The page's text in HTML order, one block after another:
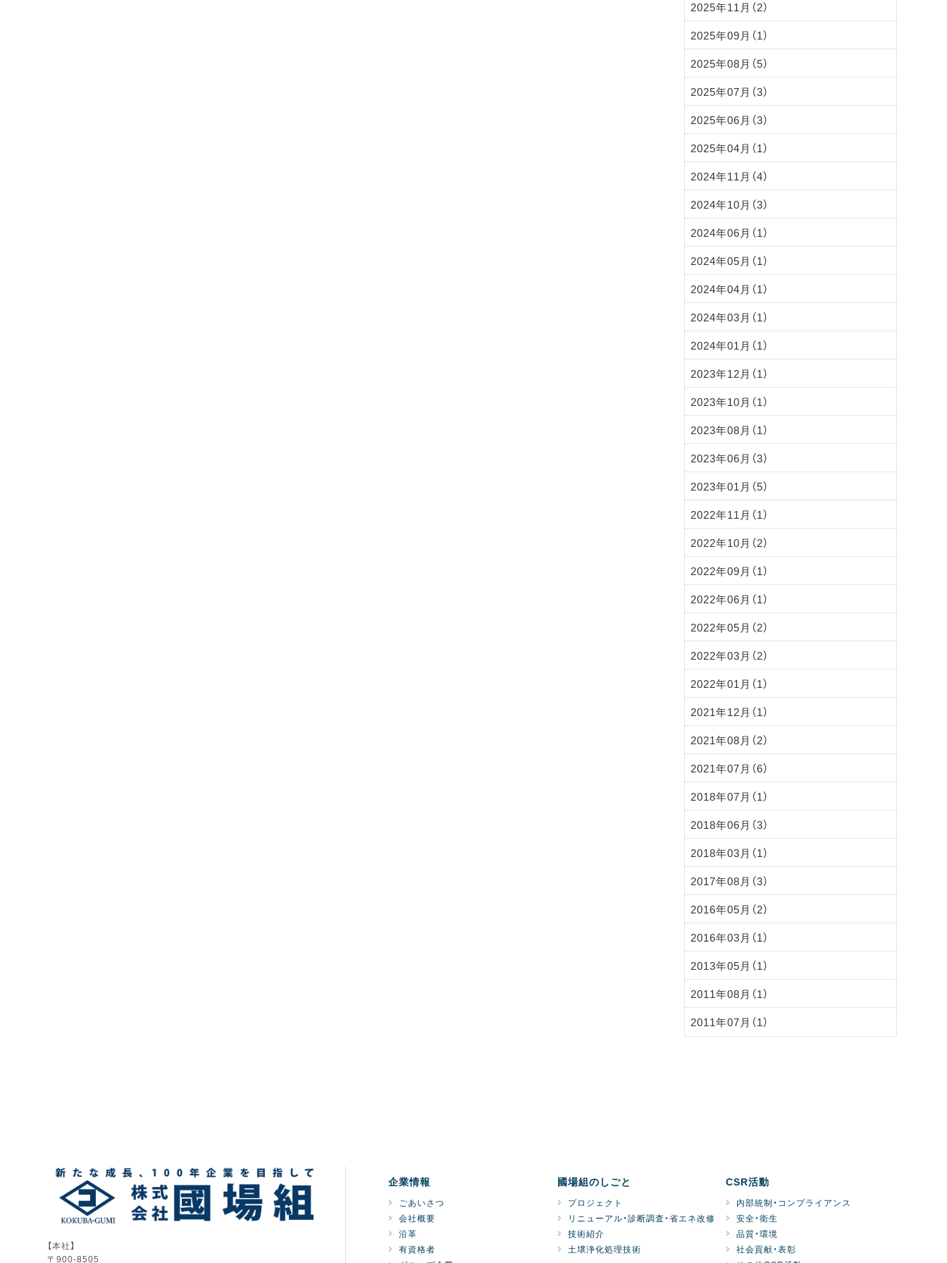
2025年11月（2）
2025年09月（1）
2025年08月（5）
2025年07月（3）
2025年06月（3）
2025年04月（1）
2024年11月（4）
2024年10月（3）
2024年06月（1）
2024年05月（1）
2024年04月（1）
2024年03月（1）
2024年01月（1）
2023年12月（1）
2023年10月（1）
2023年08月（1）
2023年06月（3）
2023年01月（5）
2022年11月（1）
2022年10月（2）
2022年09月（1）
2022年06月（1）
2022年05月（2）
2022年03月（2）
2022年01月（1）
2021年12月（1）
2021年08月（2）
2021年07月（6）
2018年07月（1）
2018年06月（3）
2018年03月（1）
2017年08月（3）
2016年05月（2）
2016年03月（1）
2013年05月（1）
2011年08月（1）
2011年07月（1）
【本社】
〒900-8505
企業情報
ごあいさつ
会社概要
沿革
有資格者
國場組のしごと
プロジェクト
リニューアル・診断調査・省エネ改修
技術紹介
土壌浄化処理技術
CSR活動
内部統制・コンプライアンス
安全・衛生
品質・環境
社会貢献・表彰